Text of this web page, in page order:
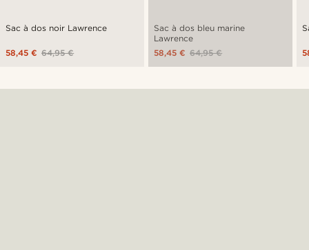
Sac à dos noir Lawrence
64,95 €
58,45 €
Sac à dos bleu marine
Lawrence
64,95 €
58,45 €